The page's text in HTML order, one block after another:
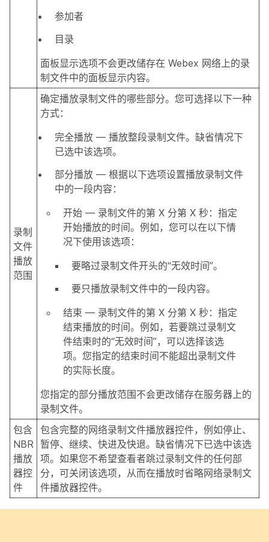
参加者
目录
面板显示选项不会更改储存在 Webex 网络上的录
制文件中的面板显示内容。
录制
文件
播放
范围
确定播放录制文件的哪些部分。您可选择以下一种
方式：
完全播放 — 播放整段录制文件。缺省情况下
已选中该选项。
部分播放 — 根据以下选项设置播放录制文件
中的一段内容：
开始 — 录制文件的第 X 分第 X 秒：指定
开始播放的时间。例如，您可以在以下情
况下使用该选项：
要略过录制文件开头的“无效时间”。
要只播放录制文件中的一段内容。
结束 — 录制文件的第 X 分第 X 秒：指定
结束播放的时间。例如，若要跳过录制文
件结束时的“无效时间”，可以选择该选
项。您指定的结束时间不能超出录制文件
的实际长度。
您指定的部分播放范围不会更改储存在服务器上的
录制文件。
包含
NBR
播放
器控
件
包含完整的网络录制文件播放器控件，例如停止、
暂停、继续、快进及快退。缺省情况下已选中该选
项。如果您不希望查看者跳过录制文件的任何部
分，可关闭该选项，从而在播放时省略网络录制文
件播放器控件。